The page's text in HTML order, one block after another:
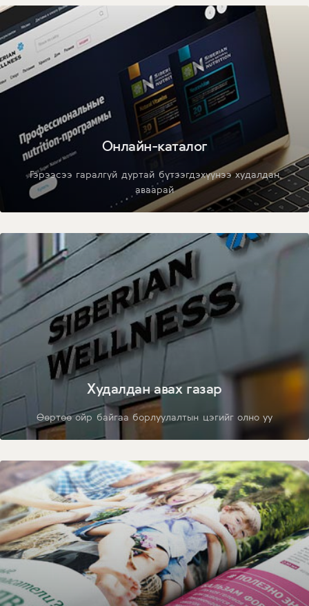
Онлайн-каталог
Гэрээсээ гаралгүй дуртай бүтээгдэхүүнээ худалдан
аваарай
Худалдан авах газар
Өөртөө ойр байгаа борлуулалтын цэгийг олно уу